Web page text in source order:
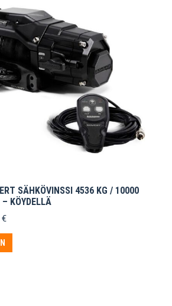
SÄHKÖVINSSI 4536 KG / 10000
KÖYDELLÄ
€Nykyinen
1